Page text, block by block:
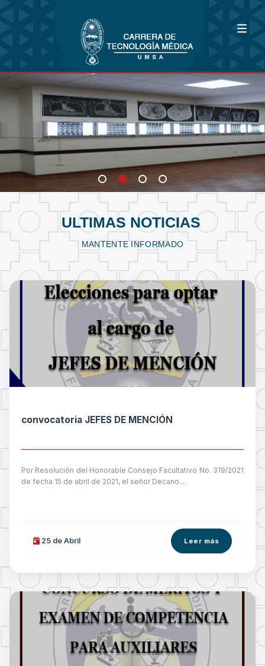
Bioimagenología
Fisioterapia y Kinesiología
Laboratorio Clínico
ULTIMAS NOTICIAS
MANTENTE INFORMADO
convocatoria JEFES DE MENCIÓN
Por Resolución del Honorable Consejo Facultativo No. 319/2021
de fecha 15 de abril de 2021, el señor Decano....
25 de Abril Leer más